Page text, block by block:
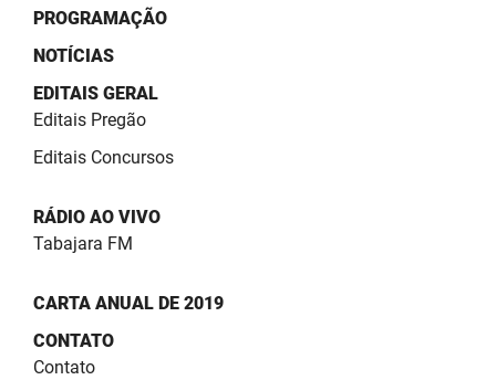
PROGRAMAÇÃO
NOTÍCIAS
EDITAIS GERAL
Editais Pregão
Editais Concursos
RÁDIO AO VIVO
Tabajara FM
CARTA ANUAL DE 2019
CONTATO
Contato